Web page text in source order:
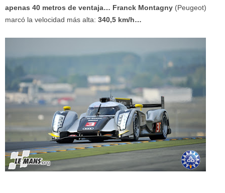
apenas 40 metros de ventaja… Franck Montagny (Peugeot)
marcó la velocidad más alta: 340,5 km/h…